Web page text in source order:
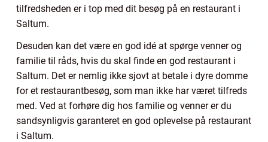
tilfredsheden er i top med dit besøg på en restaurant i
Saltum.
Desuden kan det være en god idé at spørge venner og
familie til råds, hvis du skal finde en god restaurant i
Saltum. Det er nemlig ikke sjovt at betale i dyre domme
for et restaurantbesøg, som man ikke har været tilfreds
med. Ved at forhøre dig hos familie og venner er du
sandsynligvis garanteret en god oplevelse på restaurant
i Saltum.